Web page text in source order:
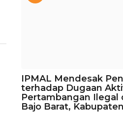
IPMAL Mendesak
terhadap Dugaan
Pertambangan Ilegal
Bajo Barat,